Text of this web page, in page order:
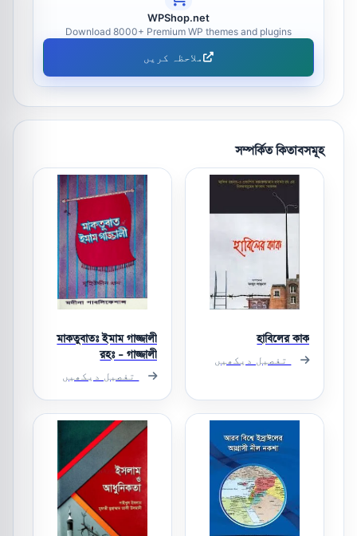
WPShop.net
Download 8000+ Premium WP themes and plugins
ملاحظہ کریں
সম্পর্কিত কিতাবসমূহ
হাবিলের কাক
تفصیل دیکھیں
মাকতুবাতঃ ইমাম গাজ্জালী
রহঃ - গাজ্জালী
تفصیل دیکھیں